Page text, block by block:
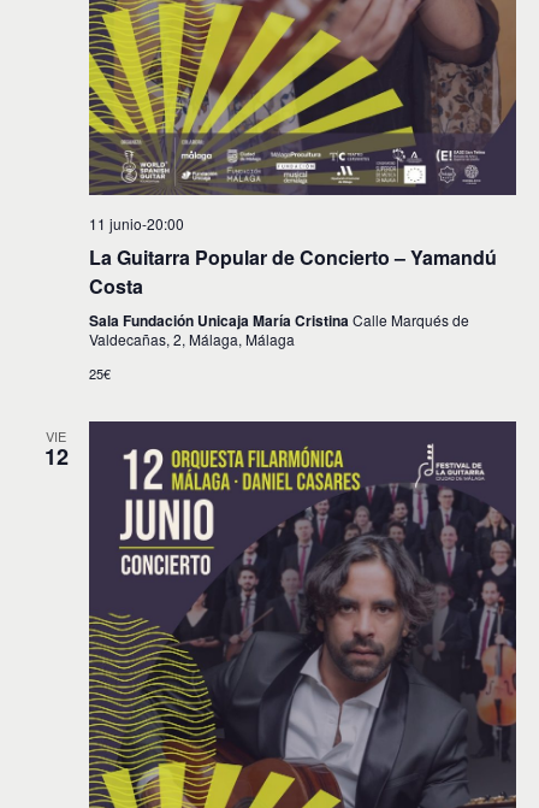
11 junio-20:00
La Guitarra Popular de Concierto – Yamandú
Costa
Sala Fundación Unicaja María CristinaCalle Marqués de
Valdecañas, 2, Málaga, Málaga
25€
VIE
12